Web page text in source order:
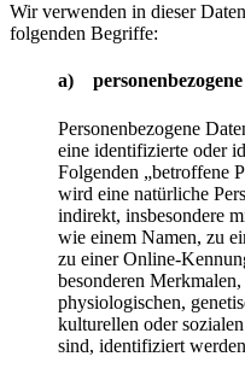
Wir verwenden in dieser
folgenden Begriffe:
a) personenbezogene
Personenbezogene
eine identifizierte oder
Folgenden „betroffene
wird eine natürliche
indirekt, insbesondere
wie einem Namen, zu
zu einer Online-
besonderen
physiologischen,
kulturellen oder
sind, identifiziert